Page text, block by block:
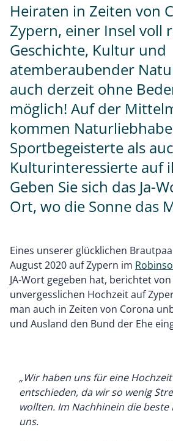
Heiraten in Zeiten von
Zypern, einer Insel voll
Geschichte, Kultur und
atemberaubender
auch derzeit ohne
möglich! Auf der
kommen
Sportbegeisterte als
Kulturinteressierte auf
Geben Sie sich das Ja-
Ort, wo die Sonne das
Eines unserer glücklichen
August 2020 auf Zypern im
JA-Wort gegeben hat, berichtet
unvergesslichen Hochzeit auf
man auch in Zeiten von Corona
und Ausland den Bund der Ehe
„Wir haben uns für eine
entschieden, da wir so wenig
wollten. Im Nachhinein die
uns.